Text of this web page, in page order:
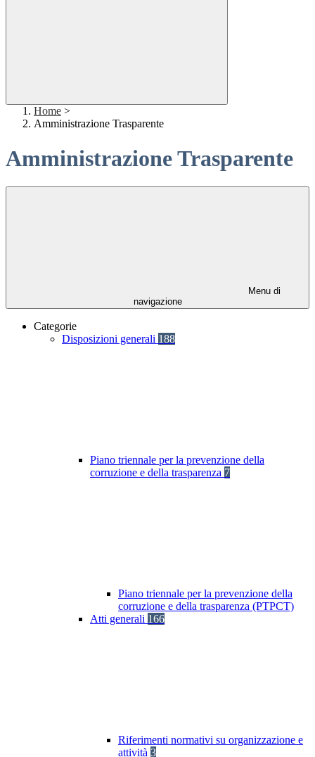
Home >
Amministrazione Trasparente
Amministrazione Trasparente
Menu di
navigazione
Categorie
Disposizioni generali 188
Piano triennale per la prevenzione della
corruzione e della trasparenza 7
Piano triennale per la prevenzione della
corruzione e della trasparenza (PTPCT)
Atti generali 166
Riferimenti normativi su organizzazione e
attività 3